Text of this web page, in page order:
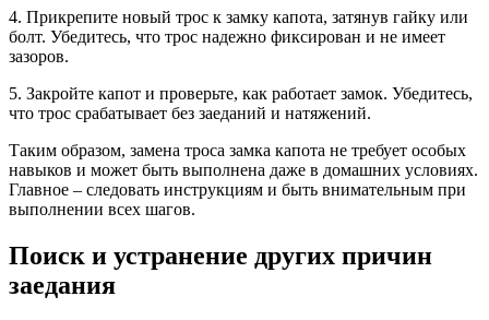
4. Прикрепите новый трос к замку капота, затянув гайку или
болт. Убедитесь, что трос надежно фиксирован и не имеет
зазоров.
5. Закройте капот и проверьте, как работает замок. Убедитесь,
что трос срабатывает без заеданий и натяжений.
Таким образом, замена троса замка капота не требует особых
навыков и может быть выполнена даже в домашних условиях.
Главное – следовать инструкциям и быть внимательным при
выполнении всех шагов.
Поиск и устранение других причин
заедания